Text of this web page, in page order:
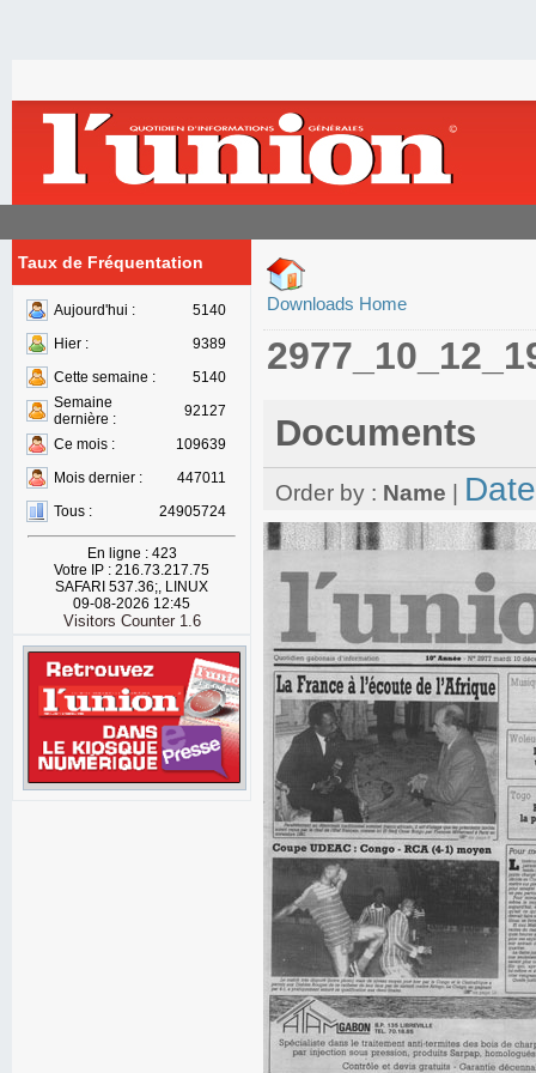
Taux de Fréquentation
Aujourd'hui :
5140
Hier :
9389
Cette semaine :
5140
Semaine
dernière :
92127
Ce mois :
109639
Mois dernier :
447011
Tous :
24905724
En ligne : 423
Votre IP : 216.73.217.75
SAFARI 537.36;, LINUX
09-08-2026 12:45
Visitors Counter 1.6
Downloads Home
Documents
Order by : Name Date